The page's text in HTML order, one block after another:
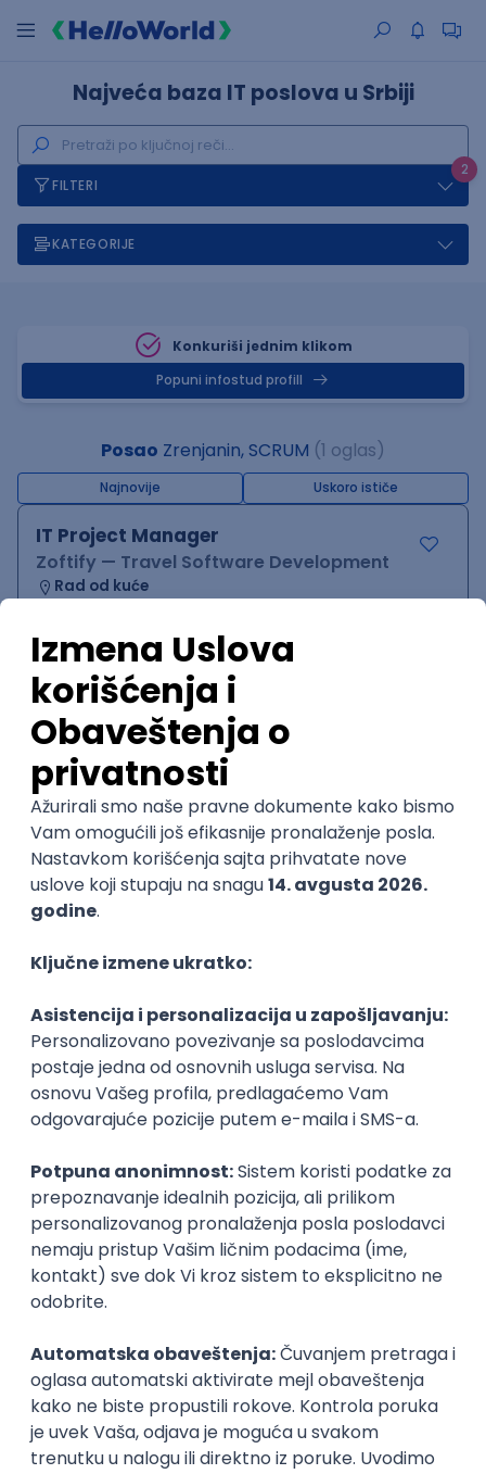
Najveća baza IT poslova u Srbiji
2
FILTERI
KATEGORIJE
Konkuriši jednim klikom
Popuni infostud profill
Posao Zrenjanin, SCRUM (1 oglas)
Najnovije Uskoro ističe
IT Project Manager
Zoftify — Travel Software Development
Rad od kuće
Agile Intermediate
POSLOVI NA MAIL
KATEGORIJA
TEHNOLOGIJA
POSLODAVAC
SENIORITET
NAČIN RADA
Najnoviji poslovi svakog dana u tvom
inboxu
Posao Zrenjanin , SCRUM(1 oglas)
Poslovi iz drugih gradova.
IT Project Manager/Product Owner
HR Code
13.08.2026.
DevOps SCRUM Agile Intermediate